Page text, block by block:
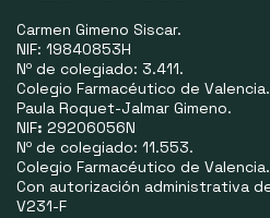
Carmen Gimeno Siscar.
NIF: 19840853H
Nº de colegiado: 3.411.
Colegio Farmacéutico de Valencia.
Paula Roquet-Jalmar Gimeno.
NIF: 29206056N
Nº de colegiado: 11.553.
Colegio Farmacéutico de Valencia.
Con autorización administrativa
V231-F